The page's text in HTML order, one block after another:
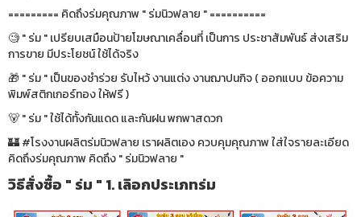
========= คิดถึงร่มคุณภาพ " ร่มนิวฟลาย " ==========
🧐 " ร่ม " เปรียบเสมือนป้ายโฆษณาเคลื่อนที่ เป็นการ ประชาสัมพันธ์ ส่งเสริม
การขาย มีประโยชน์ ใช้ได้จริง
🎁 " ร่ม " เป็นของชำร่วย รับไหว้ งานแต่ง งานฌาปนกิจ ( ออกแบบ ข้อความ
พิมพ์สติกเกอร์ทอง ให้ฟรี )
🐻 " ร่ม " ใช้ได้ทั้งกันแดด และกันฝน พกพาสดวก
🏰 #โรงงานผลิตร่มนิวฟลาย เราผลิตเอง ควบคุมคุณภาพ ใส่ใจรายละเอียด
คิดถึงร่มคุณภาพ คิดถึง " ร่มนิวฟลาย "
วิธีสั่งซื้อ " ร่ม " 1. เลิอกประเภทร่ม